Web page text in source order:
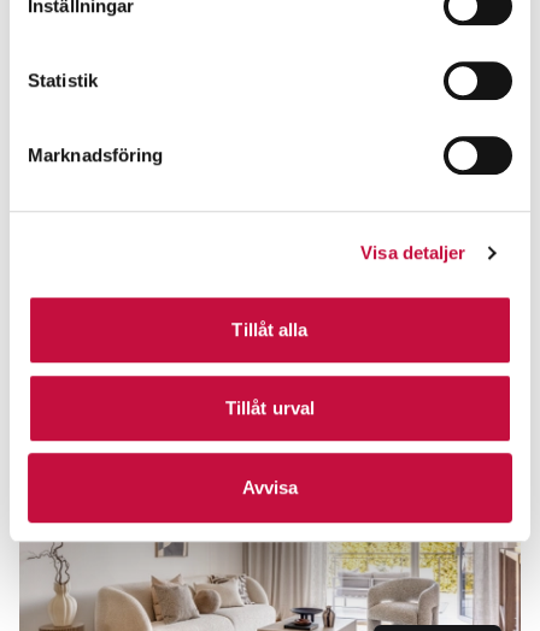
Inställningar
Statistik
Marknadsföring
Visa detaljer
Tillåt alla
Tillåt urval
Avvisa